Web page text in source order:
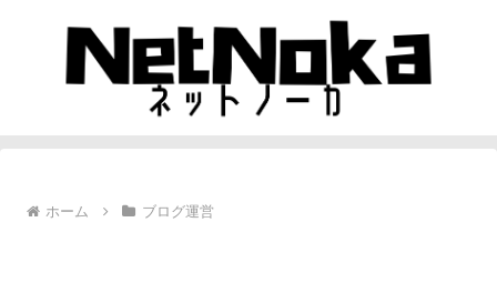
ホーム ブログ運営